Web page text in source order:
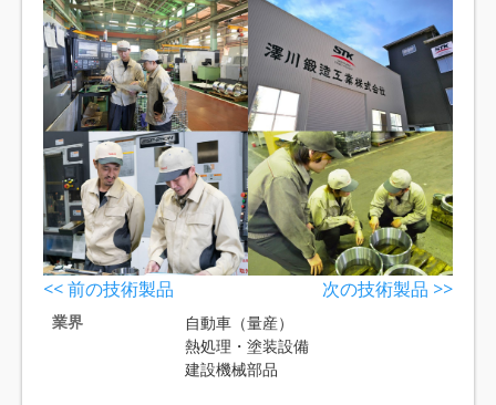
<< 前の技術製品 次の技術製品 >>
業界
自動車（量産）
熱処理・塗装設備
建設機械部品